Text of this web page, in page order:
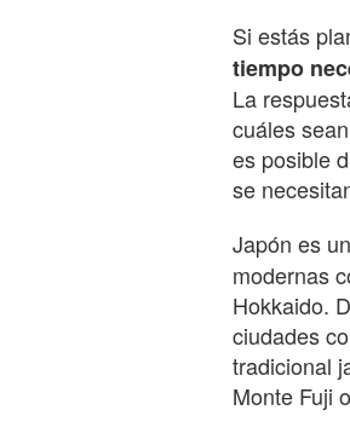
Si estás
tiempo
La
cuáles
es posible
se
Japón es
modernas
Hokkaido.
ciudades
tradicional
Monte Fuji